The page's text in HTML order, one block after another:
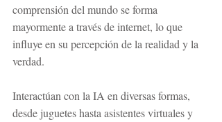
comprensión del mundo se forma
mayormente a través de internet, lo que
influye en su percepción de la realidad y la
verdad.
Interactúan con la IA en diversas formas,
desde juguetes hasta asistentes virtuales y